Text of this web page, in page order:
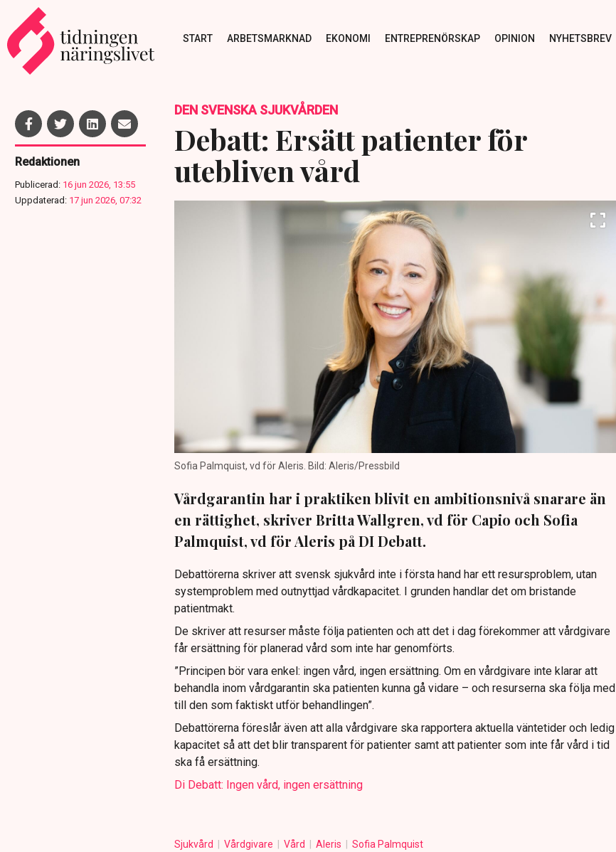
START ARBETSMARKNAD EKONOMI ENTREPRENÖRSKAP OPINION NYHETSBREV
Redaktionen
Publicerad: 16 jun 2026, 13:55
Uppdaterad: 17 jun 2026, 07:32
DEN SVENSKA SJUKVÅRDEN
Debatt: Ersätt patienter för
utebliven vård
Sofia Palmquist, vd för Aleris. Bild: Aleris/Pressbild
Vårdgarantin har i praktiken blivit en ambitionsnivå snarare än
en rättighet, skriver Britta Wallgren, vd för Capio och Sofia
Palmquist, vd för Aleris på DI Debatt.
Debattörerna skriver att svensk sjukvård inte i första hand har ett resursproblem, utan
systemproblem med outnyttjad vårdkapacitet. I grunden handlar det om bristande
patientmakt.
De skriver att resurser måste följa patienten och att det i dag förekommer att vårdgivare
får ersättning för planerad vård som inte har genomförts.
”Principen bör vara enkel: ingen vård, ingen ersättning. Om en vårdgivare inte klarar att
behandla inom vårdgarantin ska patienten kunna gå vidare – och resurserna ska följa med
till den som faktiskt utför behandlingen”.
Debattörerna föreslår även att alla vårdgivare ska rapportera aktuella väntetider och ledig
kapacitet så att det blir transparent för patienter samt att patienter som inte får vård i tid
ska få ersättning.
Di Debatt: Ingen vård, ingen ersättning
Sjukvård Vårdgivare Vård Aleris Sofia Palmquist